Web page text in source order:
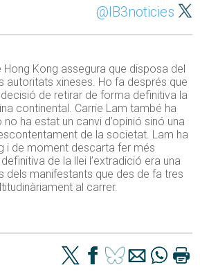
@IB3noticies
Kong assegura que disposa del
autoritats xineses. Ho fa després que
de retirar de forma definitiva la
continental. Carrie Lam també ha
ha estat un canvi d’opinió sinó una
de la societat. Lam ha
i de moment descarta fer més
de la llei l’extradició era una
dels manifestants que des de fa tres
al carrer.